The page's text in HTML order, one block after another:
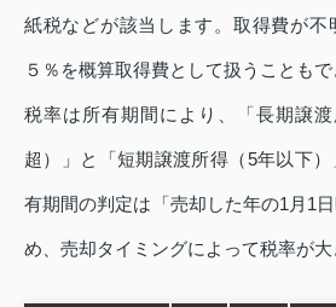
紙税などが該当します。取得費が不
５％を概算取得費として扱うこともで
税率は所有期間により、「長期譲
超）」と「短期譲渡所得（5年以下
有期間の判定は「売却した年の1月1
め、売却タイミングによって税率が大